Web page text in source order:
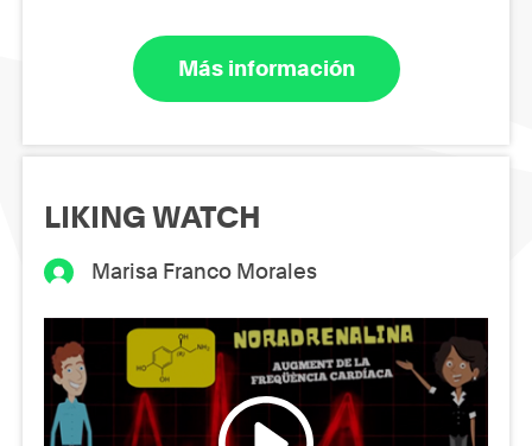
Más información
LIKING WATCH
Marisa Franco Morales